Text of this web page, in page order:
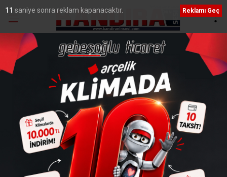
10 saniye sonra reklam kapanacaktır. Reklamı Geç